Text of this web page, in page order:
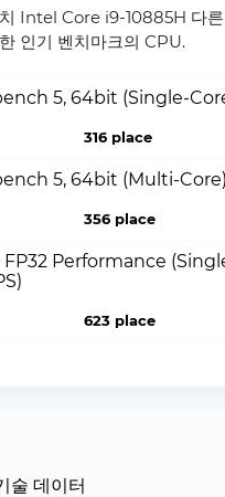
Intel Core i9-10885H 다른
인기 벤치마크의 CPU.
5, 64bit (Single-
316 place
5, 64bit (Multi-Core)
356 place
FP32 Performance
623 place
술 데이터